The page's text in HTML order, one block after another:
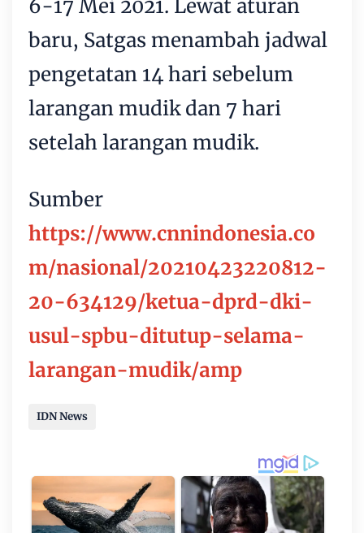
6-17 Mei 2021. Lewat aturan
baru, Satgas menambah jadwal
pengetatan 14 hari sebelum
larangan mudik dan 7 hari
setelah larangan mudik.
Sumber
https://www.cnnindonesia.co
m/nasional/20210423220812-
20-634129/ketua-dprd-dki-
usul-spbu-ditutup-selama-
larangan-mudik/amp
IDN News